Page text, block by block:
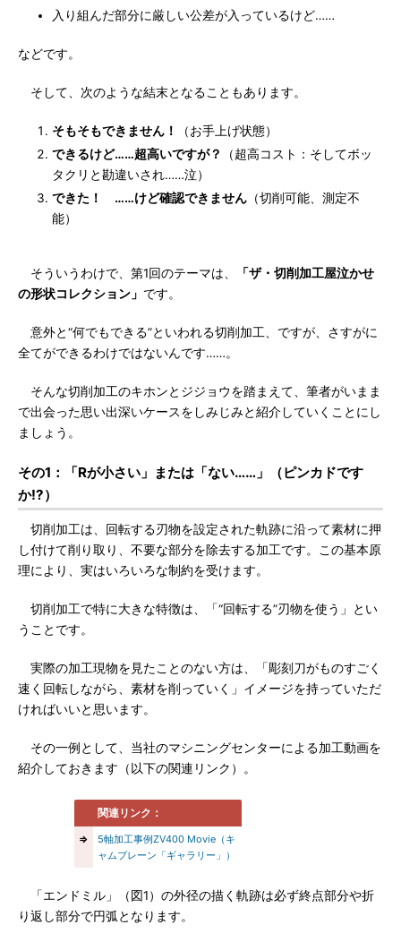
入り組んだ部分に厳しい公差が入っているけど……
などです。
そして、次のような結末となることもあります。
そもそもできません！
（お手上げ状態）
できるけど……超高いですが？
（超高コスト：そしてボッ
タクリと勘違いされ……泣）
できた！ ……けど確認できません （切削可能、測定不
能）
そういうわけで、第1回のテーマは、
「ザ・切削加工屋泣かせ
の形状コレクション」 です。
意外と“何でもできる”といわれる切削加工、ですが、さすがに
全てができるわけではないんです……。
そんな切削加工のキホンとジジョウを踏まえて、筆者がいまま
で出会った思い出深いケースをしみじみと紹介していくことにし
ましょう。
その1：「Rが小さい」または「ない……」（ピンカドです
か!?）
切削加工は、回転する刃物を設定された軌跡に沿って素材に押
し付けて削り取り、不要な部分を除去する加工です。この基本原
理により、実はいろいろな制約を受けます。
切削加工で特に大きな特徴は、「“回転する”刃物を使う」とい
うことです。
実際の加工現物を見たことのない方は、「彫刻刀がものすごく
速く回転しながら、素材を削っていく」イメージを持っていただ
ければいいと思います。
その一例として、当社のマシニングセンターによる加工動画を
紹介しておきます（以下の関連リンク）。
関連リンク：
⇒
5軸加工事例ZV400 Movie（キ
ャムブレーン「ギャラリー」）
「エンドミル」（図1）の外径の描く軌跡は必ず終点部分や折
り返し部分で円弧となります。